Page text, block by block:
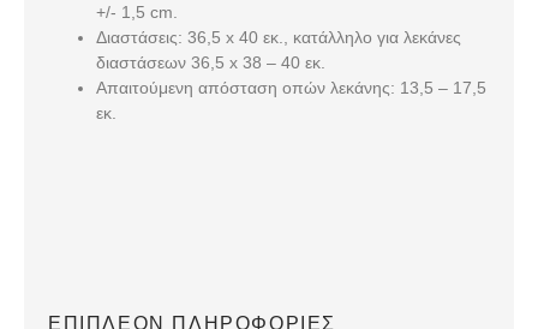
+/- 1,5 cm.
Διαστάσεις: 36,5 x 40 εκ., κατάλληλο για λεκάνες
διαστάσεων 36,5 x 38 – 40 εκ.
Απαιτούμενη απόσταση οπών λεκάνης: 13,5 – 17,5
εκ.
ΕΠΙΠΛΈΟΝ ΠΛΗΡΟΦΟΡΊΕΣ